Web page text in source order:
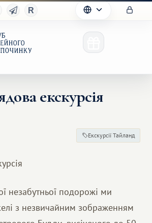
екскурсія
Екскурсії Тайланд
незабутньої подорожі ми
з незвичайним зображенням